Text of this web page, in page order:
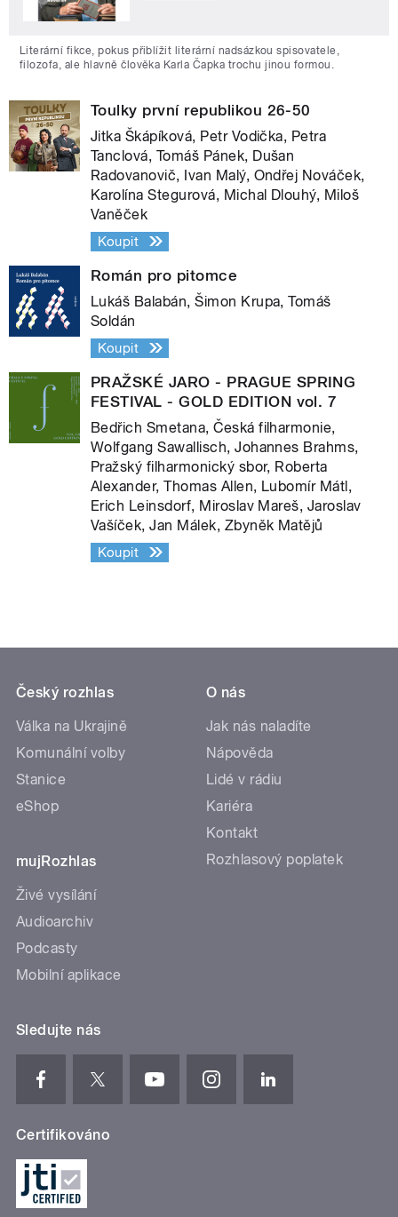
Literární fikce, pokus přiblížit literární nadsázkou spisovatele,
filozofa, ale hlavně člověka Karla Čapka trochu jinou formou.
Toulky první republikou 26-50
Jitka Škápíková, Petr Vodička, Petra
Tanclová, Tomáš Pánek, Dušan
Radovanovič, Ivan Malý, Ondřej Nováček,
Karolína Stegurová, Michal Dlouhý, Miloš
Vaněček
Koupit
Román pro pitomce
Lukáš Balabán, Šimon Krupa, Tomáš
Soldán
Koupit
PRAŽSKÉ JARO - PRAGUE SPRING
FESTIVAL - GOLD EDITION vol. 7
Bedřich Smetana, Česká filharmonie,
Wolfgang Sawallisch, Johannes Brahms,
Pražský filharmonický sbor, Roberta
Alexander, Thomas Allen, Lubomír Mátl,
Erich Leinsdorf, Miroslav Mareš, Jaroslav
Vašíček, Jan Málek, Zbyněk Matějů
Koupit
Český rozhlas
Válka na Ukrajině
Komunální volby
Stanice
eShop
mujRozhlas
Živé vysílání
Audioarchiv
Podcasty
Mobilní aplikace
O nás
Jak nás naladíte
Nápověda
Lidé v rádiu
Kariéra
Kontakt
Rozhlasový poplatek
Sledujte nás
Certifikováno